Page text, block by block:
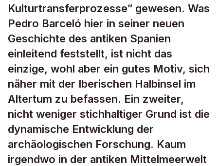
Kulturtransferprozesse“ gewesen. Was
Pedro Barceló hier in seiner neuen
Geschichte des antiken Spanien
einleitend feststellt, ist nicht das
einzige, wohl aber ein gutes Motiv, sich
näher mit der Iberischen Halbinsel im
Altertum zu befassen. Ein zweiter,
nicht weniger stichhaltiger Grund ist die
dynamische Entwicklung der
archäologischen Forschung. Kaum
irgendwo in der antiken Mittelmeerwelt